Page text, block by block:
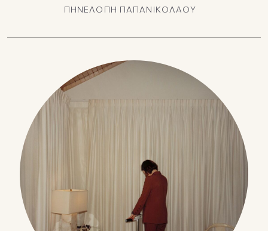
ΠΗΝΕΛΟΠΗ ΠΑΠΑΝΙΚΟΛΑΟΥ